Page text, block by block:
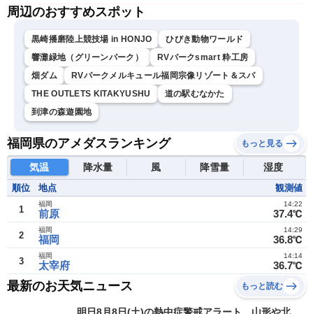
周辺のおすすめスポット
黒崎播磨陸上競技場 in HONJO
ひびき動物ワールド
響灘緑地（グリーンパーク）
RVパークsmart 粋工房
畑ダム
RVパークメルキュール福岡宗像リゾート＆スパ
THE OUTLETS KITAKYUSHU
道の駅むなかた
到津の森遊園地
福岡県のアメダスランキング もっと見る
気温 降水量 風 降雪量 湿度
順位 地点 観測値
1 前原
福岡
37.4℃
14:22
2 福岡
福岡
36.8℃
14:29
3 太宰府
福岡
36.7℃
14:14
最新のお天気ニュース もっと読む